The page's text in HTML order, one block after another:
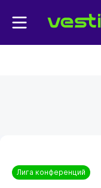
Лига конференций